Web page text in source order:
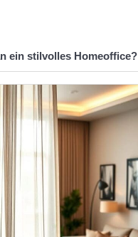
ein stilvolles Homeoffice?